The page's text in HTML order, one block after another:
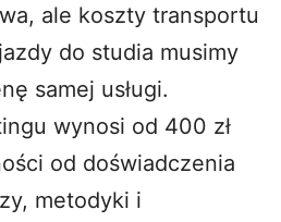
ale koszty transportu
do studia musimy
samej usługi.
wynosi od 400 zł
od doświadczenia
metodyki i